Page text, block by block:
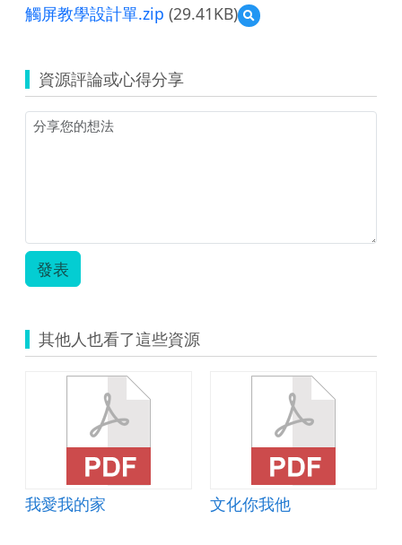
觸屏教學設計單.zip (29.41KB)
預
覽
學
設
資源評論或心得分享
發表
其他人也看了這些資源
我愛我的家 文化你我他